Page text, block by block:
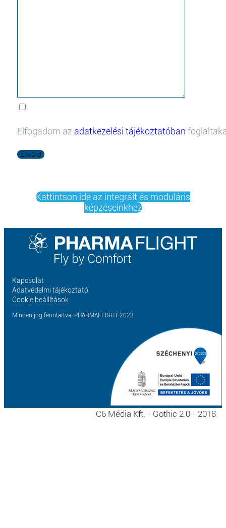
Elfogadom az adatkezelési tájékoztatóban
Elküld
Kattintson ide az integrált és moduláris
képzéseinkhez
Kapcsolat
Adatvédelmi tájékoztató
Cookie beállítások
Minden jog fenntartva: PHARMAFLIGHT 2023
C6 Média Kft. - Gothic 2.0 - 2018